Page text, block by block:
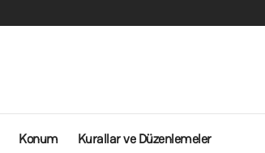
Konum Kurallar ve Düzenlemeler